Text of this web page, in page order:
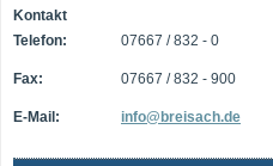
Kontakt
Telefon:
07667 / 832 - 0
Fax: 07667 / 832 - 900
E-Mail: info@breisach.de